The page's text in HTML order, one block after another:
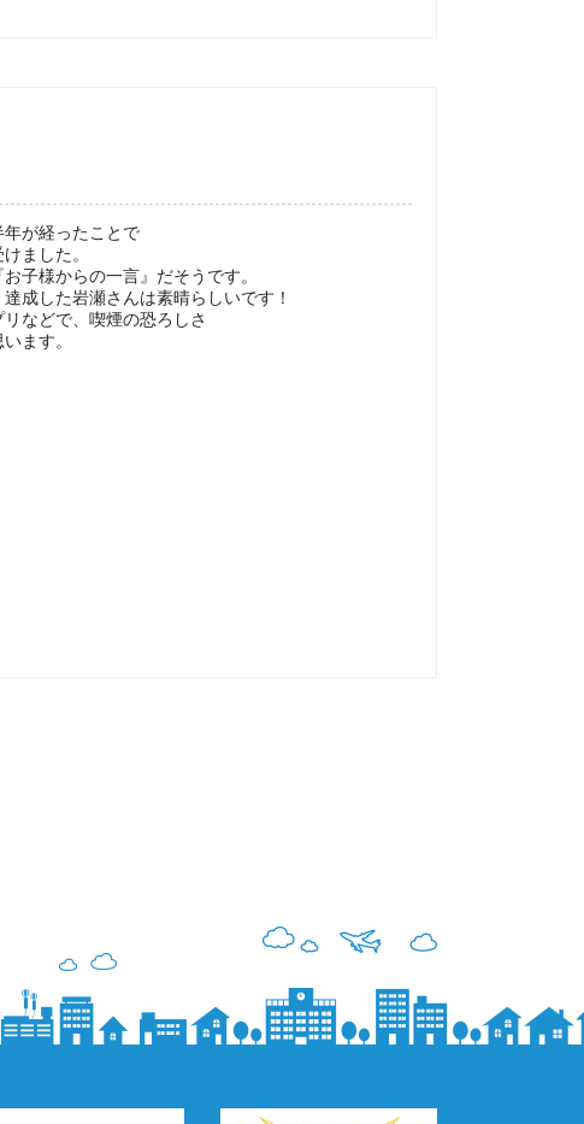
が経ったことで
ました。
子様からの一言』だそうです。
成した岩瀬さんは素晴らしいです！
などで、喫煙の恐ろしさ
ます。